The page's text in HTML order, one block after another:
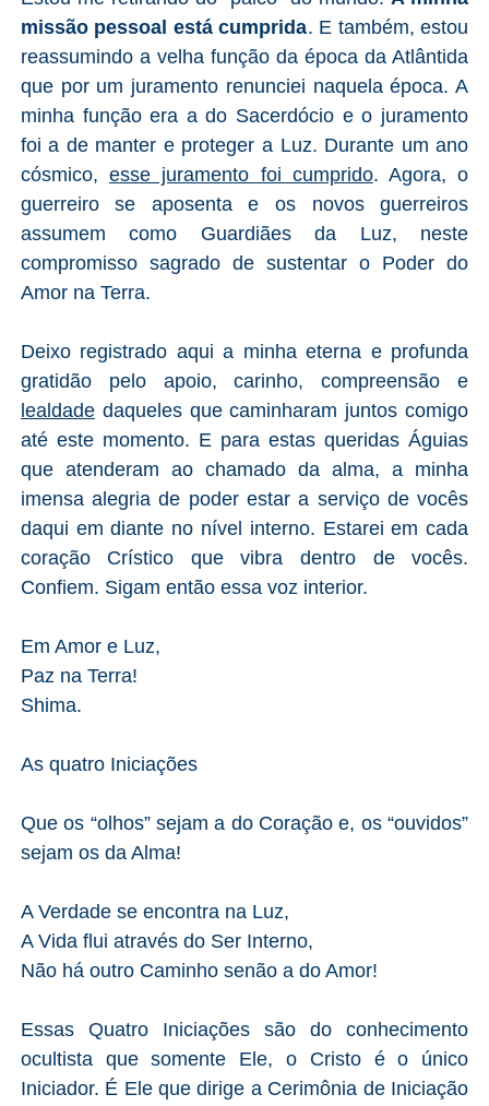
missão pessoal está cumprida. E também, estou
reassumindo a velha função da época da Atlântida
que por um juramento renunciei naquela época. A
minha função era a do Sacerdócio e o juramento
foi a de manter e proteger a Luz. Durante um ano
cósmico,esse juramento foi cumprido. Agora, o
guerreiro se aposenta e os novos guerreiros
assumem como Guardiães da Luz, neste
compromisso sagrado de sustentar o Poder do
Amor na Terra.
Deixo registrado aqui a minha eterna e profunda
gratidão pelo apoio, carinho, compreensão e
lealdadedaqueles que caminharam juntos comigo
até este momento. E para estas queridas Águias
que atenderam ao chamado da alma, a minha
imensa alegria de poder estar a serviço de vocês
daqui em diante no nível interno. Estarei em cada
coração Crístico que vibra dentro de vocês.
Confiem. Sigam então essa voz interior.
Em Amor e Luz,
Paz na Terra!
Shima.
As quatro Iniciações
Que os “olhos” sejam a do Coração e, os “ouvidos”
sejam os da Alma!
A Verdade se encontra na Luz,
A Vida flui através do Ser Interno,
Não há outro Caminho senão a do Amor!
Essas Quatro Iniciações são do conhecimento
ocultista que somente Ele, o Cristo é o único
Iniciador. É Ele que dirige a Cerimônia de Iniciação